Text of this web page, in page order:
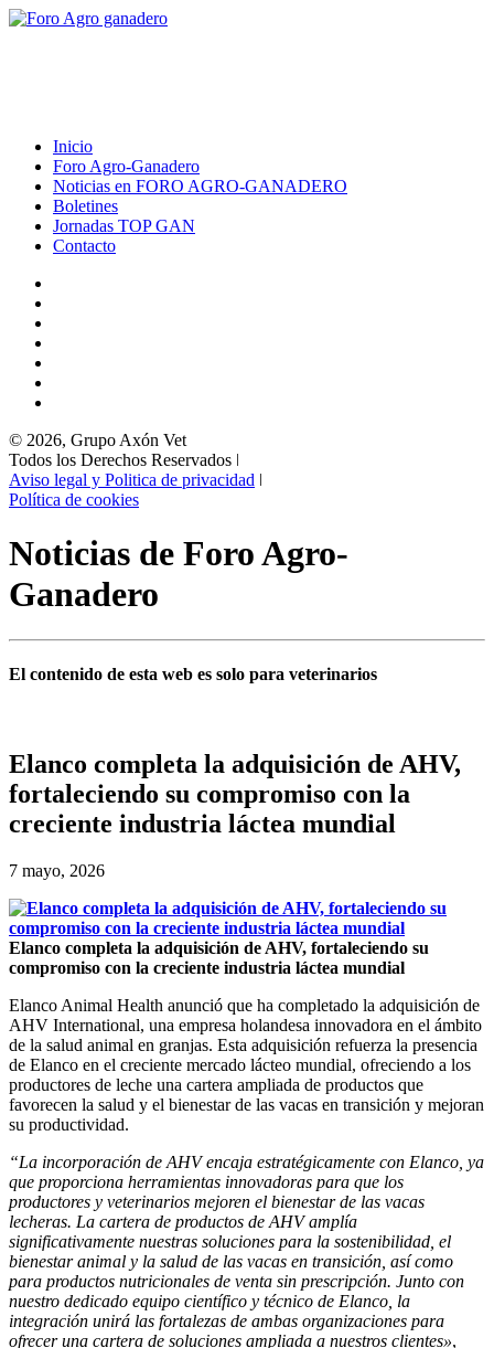
Inicio
Foro Agro-Ganadero
Noticias en FORO AGRO-GANADERO
Boletines
Jornadas TOP GAN
Contacto
© 2026, Grupo Axón Vet
Todos los Derechos Reservados ǀ
Aviso legal y Politica de privacidad ǀ
Política de cookies
Noticias de Foro Agro-
Ganadero
El contenido de esta web es solo para veterinarios
Elanco completa la adquisición de AHV,
fortaleciendo su compromiso con la
creciente industria láctea mundial
7 mayo, 2026
Elanco completa la adquisición de AHV, fortaleciendo su
compromiso con la creciente industria láctea mundial
Elanco Animal Health anunció que ha completado la adquisición de
AHV International, una empresa holandesa innovadora en el ámbito
de la salud animal en granjas. Esta adquisición refuerza la presencia
de Elanco en el creciente mercado lácteo mundial, ofreciendo a los
productores de leche una cartera ampliada de productos que
favorecen la salud y el bienestar de las vacas en transición y mejoran
su productividad.
“La incorporación de AHV encaja estratégicamente con Elanco, ya
que proporciona herramientas innovadoras para que los
productores y veterinarios mejoren el bienestar de las vacas
lecheras. La cartera de productos de AHV amplía
significativamente nuestras soluciones para la sostenibilidad, el
bienestar animal y la salud de las vacas en transición, así como
para productos nutricionales de venta sin prescripción. Junto con
nuestro dedicado equipo científico y técnico de Elanco, la
integración unirá las fortalezas de ambas organizaciones para
ofrecer una cartera de soluciones ampliada a nuestros clientes»,